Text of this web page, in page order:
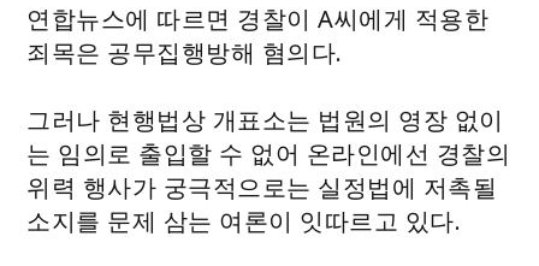
연합뉴스에 따르면 경찰이 A씨에게 적용한
죄목은 공무집행방해 혐의다.
그러나 현행법상 개표소는 법원의 영장 없이
는 임의로 출입할 수 없어 온라인에선 경찰의
위력 행사가 궁극적으로는 실정법에 저촉될
소지를 문제 삼는 여론이 잇따르고 있다.